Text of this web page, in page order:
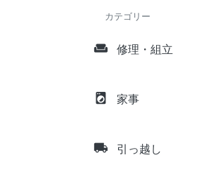
カテゴリー
weekend 修理・組立
local_laundry_service 家事
local_shipping 引っ越し